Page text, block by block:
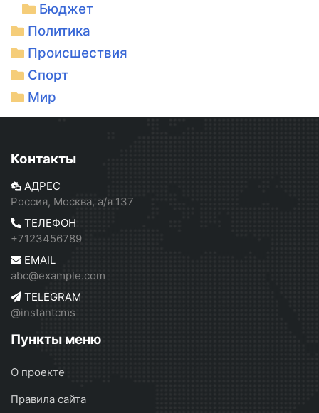
Бюджет
Политика
Происшествия
Спорт
Мир
Контакты
АДРЕС
Россия, Москва, а/я 137
ТЕЛЕФОН
+7123456789
EMAIL
abc@example.com
TELEGRAM
@instantcms
Пункты меню
О проекте
Правила сайта